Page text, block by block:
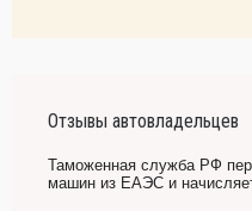
Отзывы автовладельцев
Таможенная служба РФ
машин из ЕАЭС и